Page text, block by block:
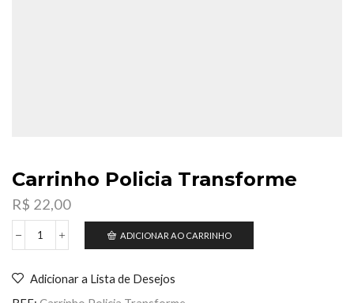
Carrinho Policia Transforme
R$ 22,00
Carrinho
quantidade
ADICIONAR AO CARRINHO
Adicionar a Lista de Desejos